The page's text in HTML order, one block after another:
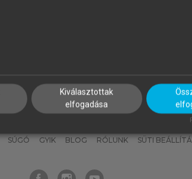
MI –
SÚGÓ GYIK BLOG RÓLUNK SÜTI
Kiválasztottak
elfogadása